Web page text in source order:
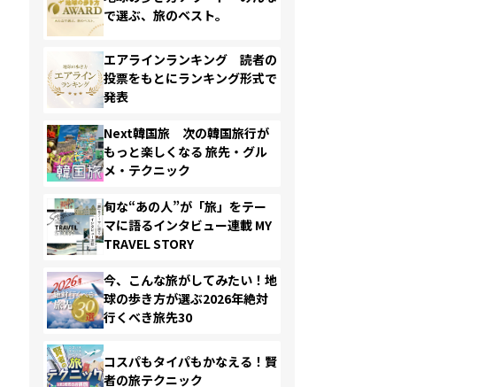
で選ぶ、旅のベスト。
エアラインランキング 読者の
投票をもとにランキング形式で
発表
Next韓国旅 次の韓国旅行が
もっと楽しくなる 旅先・グル
メ・テクニック
旬な“あの人”が「旅」をテー
マに語るインタビュー連載 MY
TRAVEL STORY
今、こんな旅がしてみたい！地
球の歩き方が選ぶ2026年絶対
行くべき旅先30
コスパもタイパもかなえる！賢
者の旅テクニック